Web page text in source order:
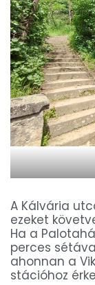
A Kálvária
ezeket
Ha a
perces
ahonnan a
stációhoz